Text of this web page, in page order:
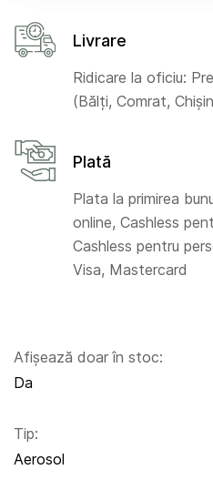
Afișează doar în stoc:
Da
Tip:
Aerosol
Livrare
Ridicare la oficiu:
(Bălți, Comrat,
Plată
Plata la primirea
online, Cashless
Cashless pentru
Visa, Mastercard